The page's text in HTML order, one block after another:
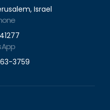
Israel
3759